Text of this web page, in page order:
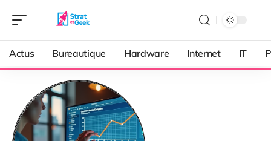
Actus Bureautique Hardware Internet IT